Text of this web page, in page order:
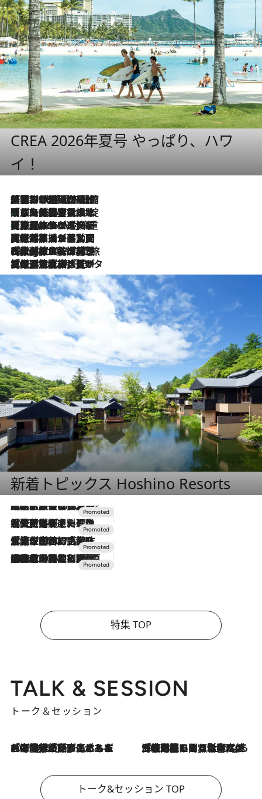
CREA 2026年夏号 やっぱり、ハワ
イ！
2026.8.6
「荷物が増えるほど旅ストレスは増す」美容ジャーナリストがたどり着いた最終結論。“化粧品を劇的に減らす”感動の凝縮美容とは
2026.8.6
「旅先には金髪ウィッグを持参」日本と同じメイクでは損してる!? 美容ジャーナリストが提案する“掟破りの旅美容”とは
2026.8.6
【厳選旅コスメ】「身軽さ＆UV対策重視！」ヘアアーティストshucoが選んだ夏旅ベストコスメを発表【Mサイズジップ】
2026.8.5
【厳選旅コスメ】国内をあちこち移動する河井菜摘が選んだ夏旅ベストコスメ発表！「リラックスアイテムはマスト」【Mサイズジップ】
2026.8.4
【厳選旅コスメ】「紫外線＆乾燥対策しながらメイク感も！」ヘア＆メイクGeorgeが選んだ夏旅ベストコスメを発表！【Mサイズジップ】
2026.8.3
【厳選旅コスメ】「保湿もタイパ重視！」“サウナ好き”タレント清水みさとが愛用する夏旅ベストコスメを発表！【Mサイズジップ】
新着トピックス Hoshino Resorts
2026.7.31
【ホテル帰省】という選択肢をOMOが提案。家族とほどよい距離を保つには「昼は実家、夜は気兼ねなくホテルで！」
2026.7.24
【夏限定ディナーコース】旬を迎える稚鮎や花ズッキーニなどをイタリア・トスカーナの郷土料理の手法で満喫！
2026.7.17
「土佐和ハーブかき氷」がOMO7高知に登場！生姜、山椒、大葉など目にも舌にも涼を呼ぶ郷土の味
2026.7.10
NEW OPEN！【界 草津】名湯の地に誕生。趣の異なる2種の温泉と上州ならではの会席・蕎麦割烹など美食を味わう究極の癒やし旅
特集 TOP
TALK & SESSION
トーク＆セッション
2026.8.3
「今後値上げがあるとすれば…」「リスクがあるのは今年の冬」エネルギー専門家が語る、ホルムズ海峡封鎖が家庭にもたらす“ある心配” 2026.8.3
「住宅建てられない…」「サーチャージ料の高値が続いている」ホルムズ海峡封鎖による影響はいつまで続く？《エネルギー専門家に聞く“どうなる日本の暮らし”》
トーク&セッション TOP